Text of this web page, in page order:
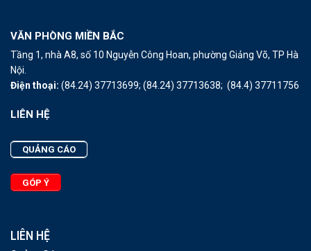
VĂN PHÒNG MIỀN BẮC
Tầng 1, nhà A8, số 10 Nguyễn Công Hoan, phường Giảng Võ, TP Hà
Nội.
Điện thoại: (84.24) 37713699; (84.24) 37713638; (84.4) 37711756
LIÊN HỆ
QUẢNG CÁO
GÓP Ý
LIÊN HỆ